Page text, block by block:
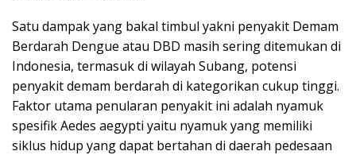
Satu dampak yang bakal timbul yakni penyakit Demam
Berdarah Dengue atau DBD masih sering ditemukan di
Indonesia, termasuk di wilayah Subang, potensi
penyakit demam berdarah di kategorikan cukup tinggi.
Faktor utama penularan penyakit ini adalah nyamuk
spesifik Aedes aegypti yaitu nyamuk yang memiliki
siklus hidup yang dapat bertahan di daerah pedesaan